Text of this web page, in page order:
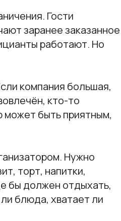
Гости
заранее заказанное
работают. Но
компания большая,
кто-то
может быть приятным,
Нужно
торт, напитки,
бы должен отдыхать,
блюда, хватает ли